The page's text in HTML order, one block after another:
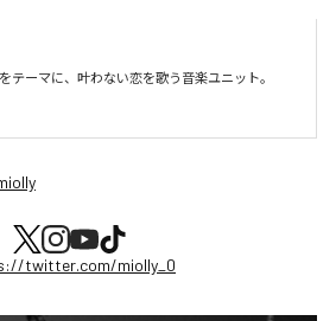
テーマに、叶わない恋を歌う音楽ユニット。
twitter.com/miolly_0